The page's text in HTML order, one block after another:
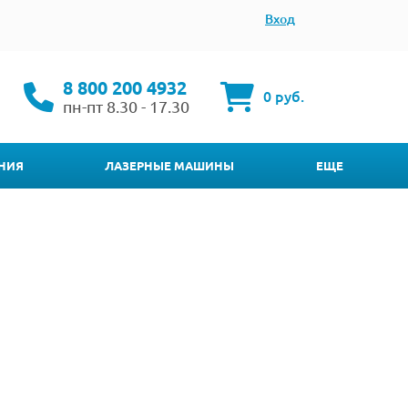
Вход
8 800 200 4932
пн-пт 8.30 - 17.30
0 руб.
ЛАЗЕРНЫЕ МАШИНЫ ЕЩЕ